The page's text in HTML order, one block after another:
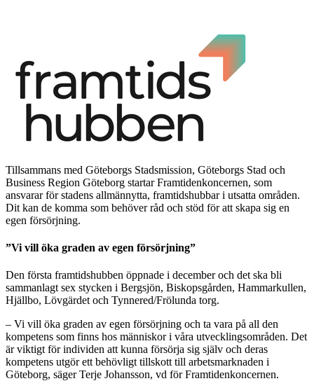
Tillsammans med Göteborgs Stadsmission, Göteborgs Stad och
Business Region Göteborg startar Framtidenkoncernen, som
ansvarar för stadens allmännytta, framtidshubbar i utsatta områden.
Dit kan de komma som behöver råd och stöd för att skapa sig en
egen försörjning.
”Vi vill öka graden av egen försörjning”
Den första framtidshubben öppnade i december och det ska bli
sammanlagt sex stycken i Bergsjön, Biskopsgården, Hammarkullen,
Hjällbo, Lövgärdet och Tynnered/Frölunda torg.
– Vi vill öka graden av egen försörjning och ta vara på all den
kompetens som finns hos människor i våra utvecklingsområden. Det
är viktigt för individen att kunna försörja sig själv och deras
kompetens utgör ett behövligt tillskott till arbetsmarknaden i
Göteborg, säger Terje Johansson, vd för Framtidenkoncernen.